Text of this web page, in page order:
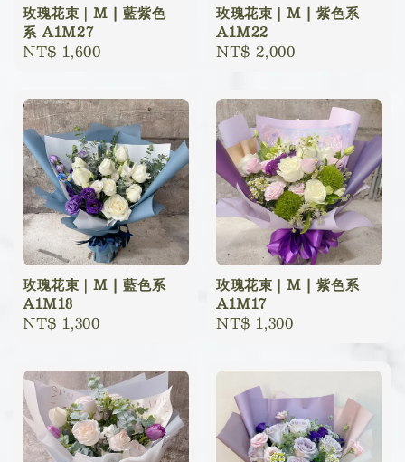
玫瑰花束｜M | 藍紫色
系 A1M27
Regular
NT$ 1,600
玫瑰花束｜M | 紫色系
A1M22
Regular
NT$ 2,000
玫瑰花束｜M | 藍色系
A1M18
Regular
NT$ 1,300
玫瑰花束｜M | 紫色系
A1M17
Regular
NT$ 1,300